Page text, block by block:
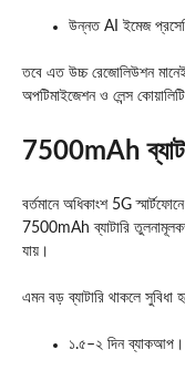
উন্নত AI ইমেজ
তবে এত উচ্চ রেজোলিউশন
অপটিমাইজেশন ও লেন্স
7500mAh
বর্তমানে অধিকাংশ 5G
7500mAh ব্যাটারি
যায়।
এমন বড় ব্যাটারি থাকলে সুবিধা
১.৫–২ দিন ব্যাকআপ।